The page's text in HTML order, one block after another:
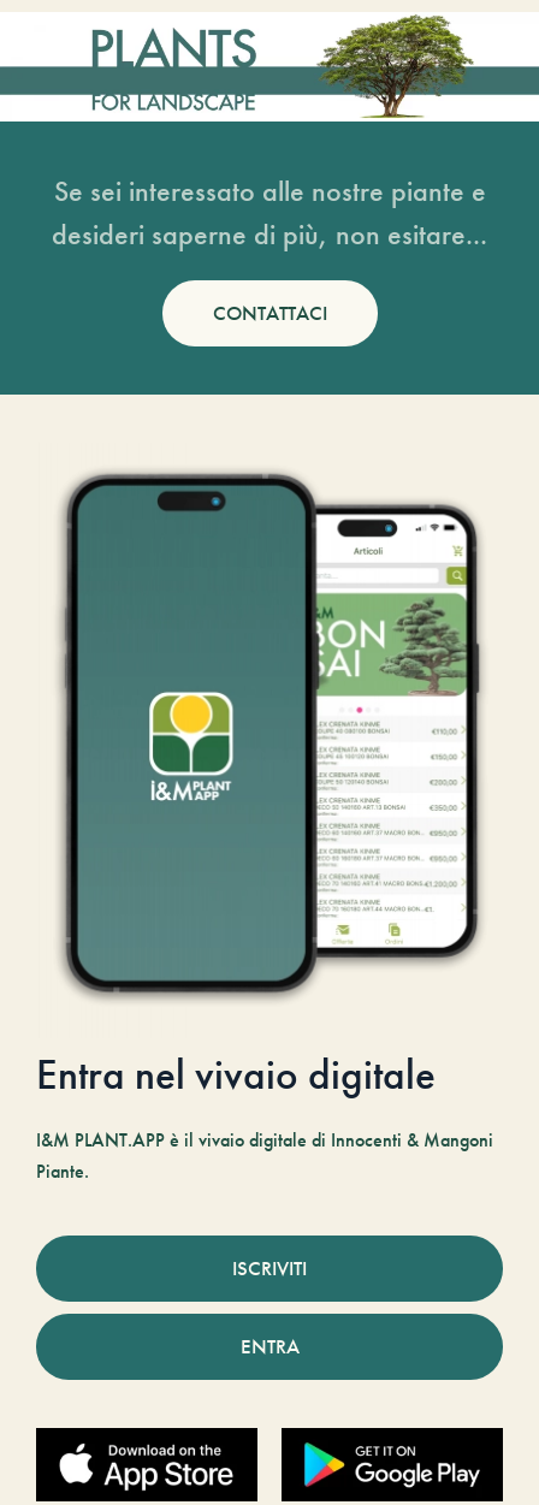
Se sei interessato alle nostre piante e
desideri saperne di più, non esitare...
CONTATTACI
Entra nel vivaio digitale
I&M PLANT.APP è il vivaio digitale di Innocenti & Mangoni
Piante.
ISCRIVITI
ENTRA